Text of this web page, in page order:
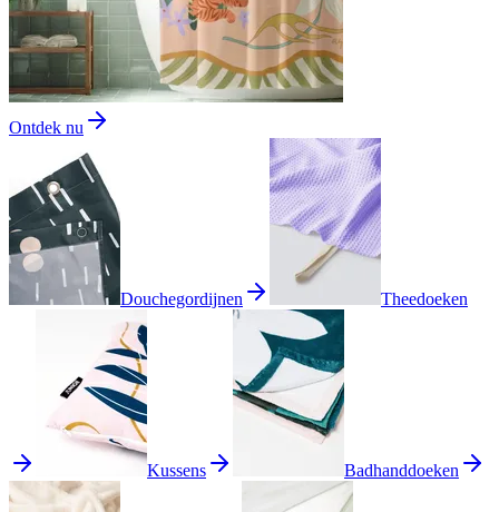
Ontdek nu
Douchegordijnen Theedoeken
Kussens Badhanddoeken